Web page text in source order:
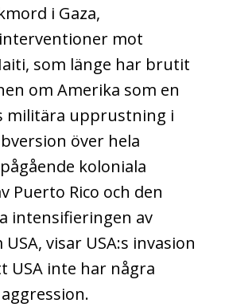
i Gaza,
mot
som länge har brutit
om Amerika som en
militära upprustning i
över hela
koloniala
Puerto Rico och den
intensifieringen av
visar USA:s invasion
USA inte har några